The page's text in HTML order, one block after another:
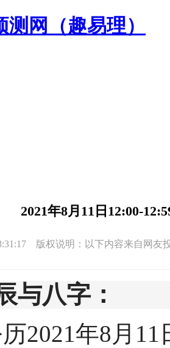
2021年8月11日12:00-
版权说明：以下内容来自网友
与八字：
2021年8月11